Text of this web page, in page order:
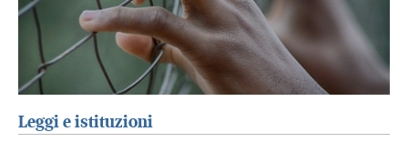
Leggi e istituzioni